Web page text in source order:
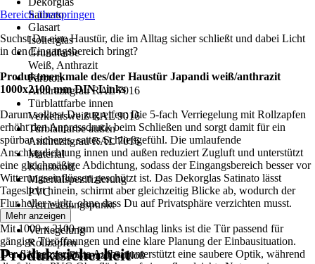
Satinato
Glasart
Isolierglas
Grundfarbe
Weiß, Anthrazit
Farbton
Anthrazitgrau RAL 7016
Türblattfarbe innen
Verkehrsweiß RAL 9016
Türblattfarbe außen
Anthrazitgrau RAL 7016
Material
Kunststoff
Materialspezifizierung
PVC
Verriegelungspunkt
5-fach
Verriegelung
Rollzapfen
Vierkant/Dornmaß Schloß
Bereich überspringen
Suchst Du eine Haustür, die im Alltag sicher schließt und dabei Licht
in den Eingangsbereich bringt?
Produktmerkmale des/der Haustür Japandi weiß/anthrazit
1000x2100 mm DIN Links
Darum solltest Du zugreifen: Die 5-fach Verriegelung mit Rollzapfen
erhöht den Anpressdruck beim Schließen und sorgt damit für ein
spürbar sicheres, sattes Schließgefühl. Die umlaufende
Anschlagdichtung innen und außen reduziert Zugluft und unterstützt
eine gleichmäßige Abdichtung, sodass der Eingangsbereich besser vor
Witterungseinflüssen geschützt ist. Das Dekorglas Satinato lässt
Tageslicht hinein, schirmt aber gleichzeitig Blicke ab, wodurch der
Flur heller wirkt, ohne dass Du auf Privatsphäre verzichten musst.
Mit 1000 x 2100 mm und Anschlag links ist die Tür passend für
gängige Türöffnungen und eine klare Planung der Einbausituation.
Der flächenversetzte Aufbau unterstützt eine saubere Optik, während
Mehr anzeigen
Produktsicherheit